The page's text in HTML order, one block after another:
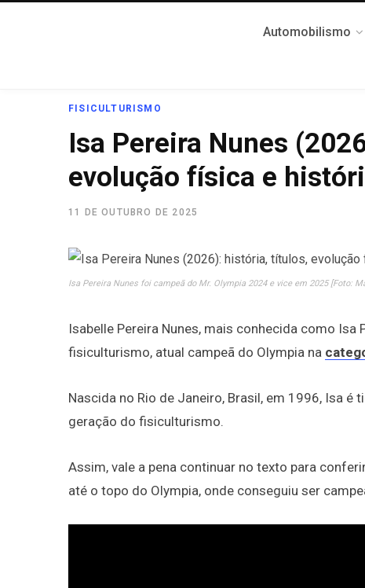
Automobilismo
FISICULTURISMO
Isa Pereira Nunes
evolução física e
11 DE OUTUBRO DE 2025
Isa Pereira Nunes foi campeã do Mr. Olympia 2024 e vice em 2025 [Foto:
Isabelle Pereira Nunes, mais conhecida como
fisiculturismo, atual campeã do Olympia na
Nascida no Rio de Janeiro, Brasil, em 1996, Isa
geração do fisiculturismo.
Assim, vale a pena continuar no texto para
até o topo do Olympia, onde conseguiu ser